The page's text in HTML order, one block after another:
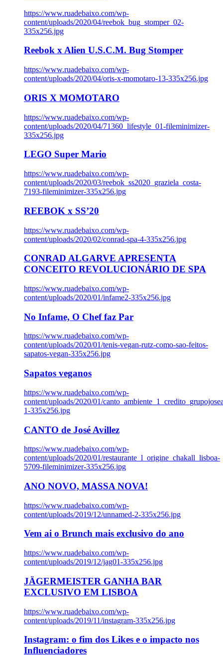
https://www.ruadebaixo.com/wp-
content/uploads/2020/04/reebok_bug_stomper_02-
335x256.jpg
Reebok x Alien U.S.C.M. Bug Stomper
https://www.ruadebaixo.com/wp-
content/uploads/2020/04/oris-x-momotaro-13-335x256.jpg
ORIS X MOMOTARO
https://www.ruadebaixo.com/wp-
content/uploads/2020/04/71360_lifestyle_01-fileminimizer-
335x256.jpg
LEGO Super Mario
https://www.ruadebaixo.com/wp-
content/uploads/2020/03/reebok_ss2020_graziela_costa-
7193-fileminimizer-335x256.jpg
REEBOK x SS’20
https://www.ruadebaixo.com/wp-
content/uploads/2020/02/conrad-spa-4-335x256.jpg
CONRAD ALGARVE APRESENTA
CONCEITO REVOLUCIONÁRIO DE SPA
https://www.ruadebaixo.com/wp-
content/uploads/2020/01/infame2-335x256.jpg
No Infame, O Chef faz Par
https://www.ruadebaixo.com/wp-
content/uploads/2020/01/tenis-vegan-rutz-como-sao-feitos-
sapatos-vegan-335x256.jpg
Sapatos veganos
https://www.ruadebaixo.com/wp-
content/uploads/2020/01/
1-335x256.jpg
CANTO de José Avillez
https://www.ruadebaixo.com/wp-
content/uploads/2020/01/restaurante_l_origine_chakall_lisboa-
5709-fileminimizer-335x256.jpg
ANO NOVO, MASSA NOVA!
https://www.ruadebaixo.com/wp-
content/uploads/2019/12/unnamed-2-335x256.jpg
Vem ai o Brunch mais exclusivo do ano
https://www.ruadebaixo.com/wp-
content/uploads/2019/12/jag01-335x256.jpg
JÄGERMEISTER GANHA BAR
EXCLUSIVO EM LISBOA
https://www.ruadebaixo.com/wp-
content/uploads/2019/11/instagram-335x256.jpg
Instagram: o fim dos Likes e o impacto nos
Influenciadores